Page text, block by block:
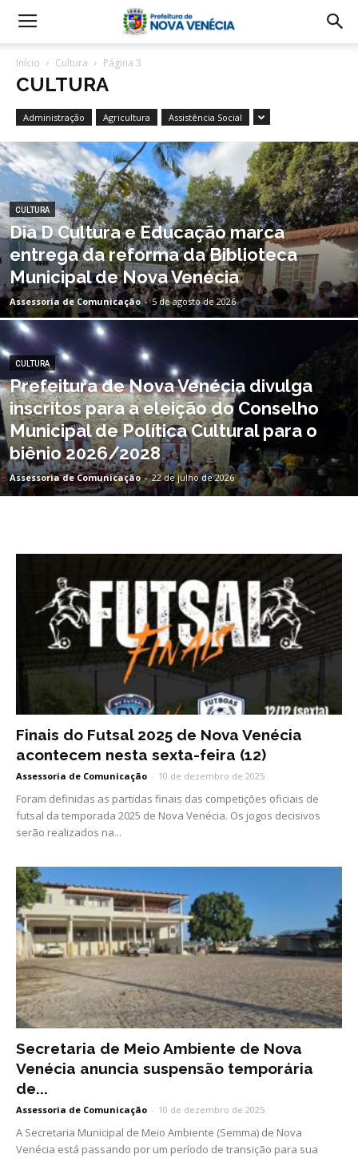
Início Cultura Página 3
CULTURA
Administração Agricultura Assistência Social
CULTURA
Dia D Cultura e Educação marca
entrega da reforma da Biblioteca
Municipal de Nova Venécia
Assessoria de Comunicação - 5 de agosto de 2026
CULTURA
Prefeitura de Nova Venécia divulga
inscritos para a eleição do Conselho
Municipal de Política Cultural para o
biênio 2026/2028
Assessoria de Comunicação - 22 de julho de 2026
Finais do Futsal 2025 de Nova Venécia
acontecem nesta sexta-feira (12)
Assessoria de Comunicação - 10 de dezembro de 2025
Foram definidas as partidas finais das competições oficiais de
futsal da temporada 2025 de Nova Venécia. Os jogos decisivos
serão realizados na...
Secretaria de Meio Ambiente de Nova
Venécia anuncia suspensão temporária
de...
Assessoria de Comunicação - 10 de dezembro de 2025
A Secretaria Municipal de Meio Ambiente (Semma) de Nova
Venécia está passando por um período de transição para sua